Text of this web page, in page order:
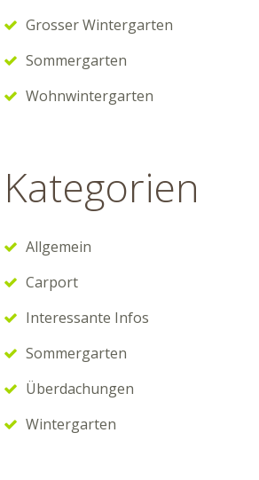
Grosser Wintergarten
Sommergarten
Wohnwintergarten
Kategorien
Allgemein
Carport
Interessante Infos
Sommergarten
Überdachungen
Wintergarten